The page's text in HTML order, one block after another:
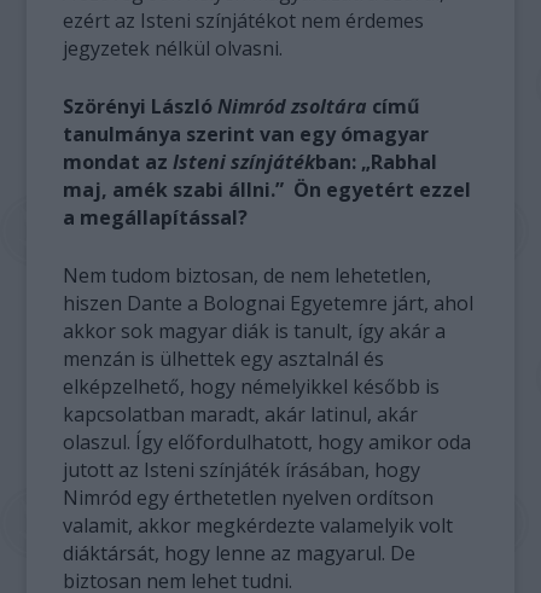
ezért az Isteni színjátékot nem érdemes
jegyzetek nélkül olvasni.
Szörényi LászlóNimród zsoltára című
tanulmánya szerint van egy ómagyar
mondat azIsteni színjátékban: „Rabhal
maj, amék szabi állni.” Ön egyetért ezzel
a megállapítással?
Nem tudom biztosan, de nem lehetetlen,
hiszen Dante a Bolognai Egyetemre járt, ahol
akkor sok magyar diák is tanult, így akár a
menzán is ülhettek egy asztalnál és
elképzelhető, hogy némelyikkel később is
kapcsolatban maradt, akár latinul, akár
olaszul. Így előfordulhatott, hogy amikor oda
jutott az Isteni színjáték írásában, hogy
Nimród egy érthetetlen nyelven ordítson
valamit, akkor megkérdezte valamelyik volt
diáktársát, hogy lenne az magyarul. De
biztosan nem lehet tudni.